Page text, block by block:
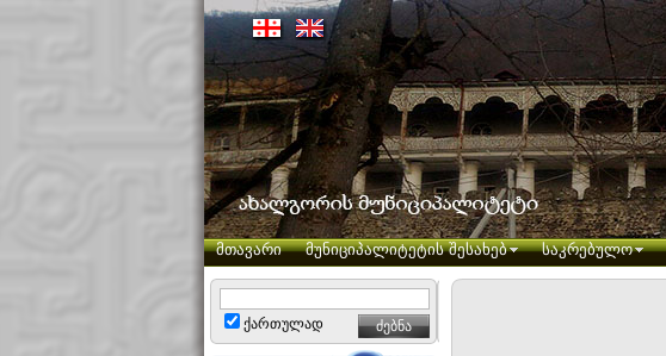
მთავარი მუნიციპალიტეტის შესახებ საკრებულო
ქართულად